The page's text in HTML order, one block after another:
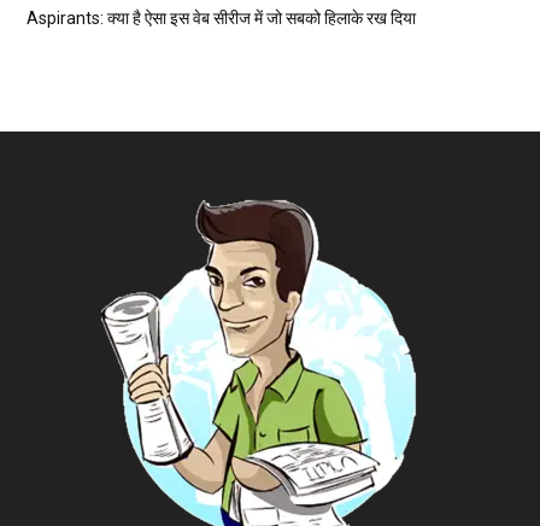
Aspirants: क्या है ऐसा इस वेब सीरीज में जो सबको हिलाके रख दिया